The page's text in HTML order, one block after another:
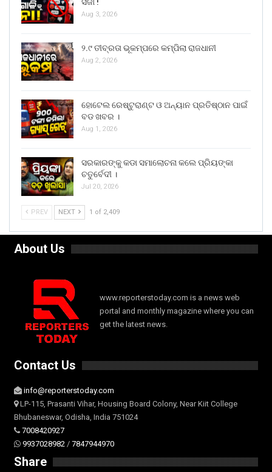
Aug 3, 2026
୨.୯ ତୀବ୍ରତା ଭୂକମ୍ପରେ କମ୍ପିଲା ରାଜଧାନୀ
Aug 2, 2026
ହୋଟେଲ ରେଷ୍ଟୁରାଣ୍ଟ ଓ ଅନ୍ୟାନ ପ୍ରତିଷ୍ଠାନ ପାଇଁ
ବଡ ଖବର ।
Aug 1, 2026
ସରକାରଙ୍କୁ କଡା ସମାଲୋଚନା କଲେ ପ୍ରିୟଙ୍କା
ଚତୁର୍ବେଦୀ ।
Jul 20, 2026
PREV NEXT 1 of 2,409
About Us
www.reporterstoday.com is a news web
portal and monthly magazine where you can
get the latest news.
Contact Us
info@reporterstoday.com
LP-115, Prasanti Vihar, Housing Board Colony, Near Kiit College
Bhubaneswar, Odisha, India 751024
7008420927
9937028982 / 7847944970
Share